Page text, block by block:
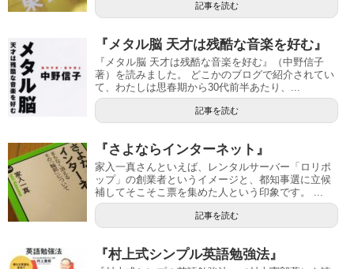
記事を読む
『メタル脳 天才は残酷な音楽を好む』
『メタル脳 天才は残酷な音楽を好む』（中野信子
著）を読みました。 どこかのブログで紹介されてい
て、わたしは思春期から30代前半あたり、...
記事を読む
『さよならインターネット』
家入一真さんといえば、レンタルサーバー「ロリポ
ップ」の創業者というイメージと、都知事選に立候
補してそこそこ票を集めた人という印象です。 ...
記事を読む
『村上式シンプル英語勉強法』